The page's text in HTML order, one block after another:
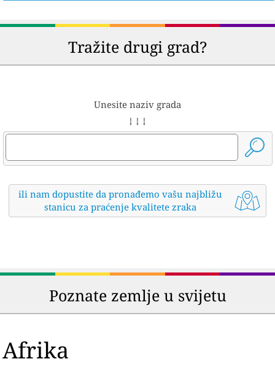
Tražite drugi grad?
Unesite naziv grada
↓ ↓ ↓
ili nam dopustite da pronađemo vašu najbližu
stanicu za praćenje kvalitete zraka
Poznate zemlje u svijetu
Afrika